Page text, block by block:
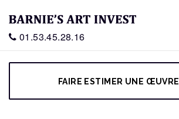
01.53.45.28.16
FAIRE ESTIMER UNE ŒUVRE